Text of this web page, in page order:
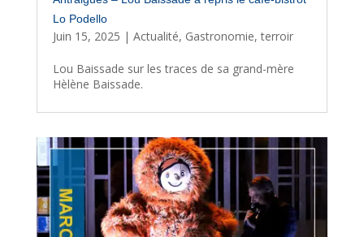
Lo Podello
Juin 15, 2025 | Actualité, Gastronomie,terroir
Lou Baissade sur les traces de sa grand-mère
Hèlène Baissade.